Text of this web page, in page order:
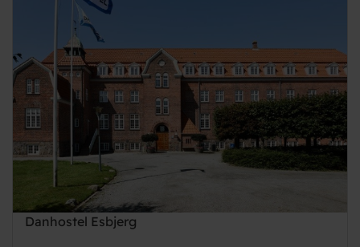
Danhostel Esbjerg